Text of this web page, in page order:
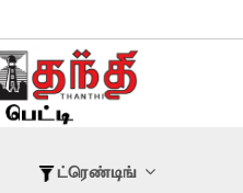
ட்ரெண்டிங்